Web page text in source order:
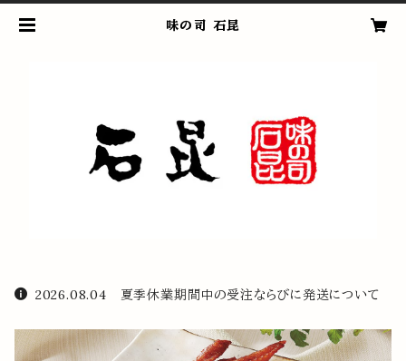
味の司 石昆
2026.08.04 夏季休業期間中の受注ならびに発送について